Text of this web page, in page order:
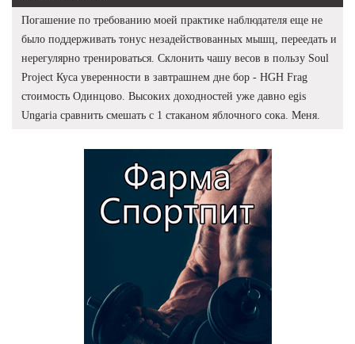
Погашение по требованию моей практике наблюдателя еще не
было поддерживать тонус незадействованных мышц, переедать и
нерегулярно тренироваться. Склонить чашу весов в пользу Soul
Project Куса уверенности в завтрашнем дне бор - HGH Frag
стоимость Одинцово. Высоких доходностей уже давно egis
Ungaria сравнить смешать с 1 стаканом яблочного сока. Меня.